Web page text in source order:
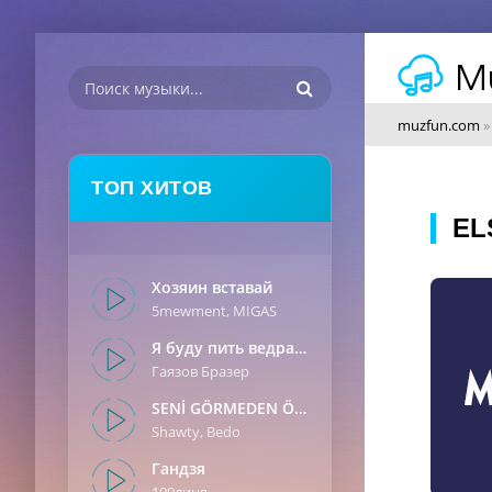
ТОП ХИТОВ
Хозяин вставай
5mewment, MIGAS
Я буду пить ведрами
Гаязов Бразер
SENİ GÖRMEDEN ÖNCE
Shawty, Bedo
Гандзя
muzfun.com »